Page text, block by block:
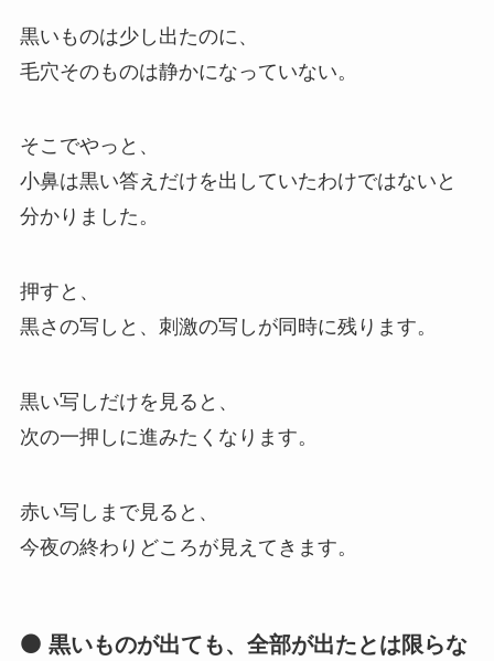
黒いものは少し出たのに、
毛穴そのものは静かになっていない。
そこでやっと、
小鼻は黒い答えだけを出していたわけではないと
分かりました。
押すと、
黒さの写しと、刺激の写しが同時に残ります。
黒い写しだけを見ると、
次の一押しに進みたくなります。
赤い写しまで見ると、
今夜の終わりどころが見えてきます。
⚫ 黒いものが出ても、全部が出たとは限らな